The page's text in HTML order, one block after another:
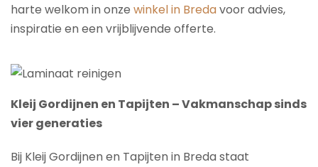
harte welkom in onze winkel in Bredavoor advies,
inspiratie en een vrijblijvende offerte.
Kleij Gordijnen en Tapijten – Vakmanschap sinds
vier generaties
Bij Kleij Gordijnen en Tapijten in Breda staat